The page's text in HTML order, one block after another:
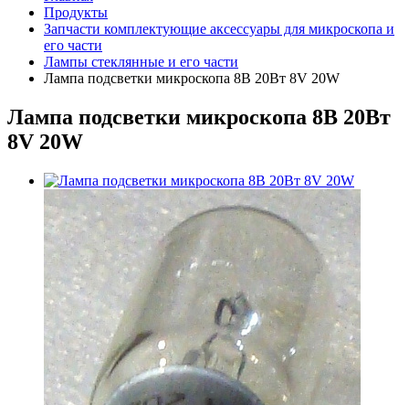
Продукты
Запчасти комплектующие аксессуары для микроскопа и
его части
Лампы стеклянные и его части
Лампа подсветки микроскопа 8В 20Вт 8V 20W
Лампа подсветки микроскопа 8В 20Вт
8V 20W